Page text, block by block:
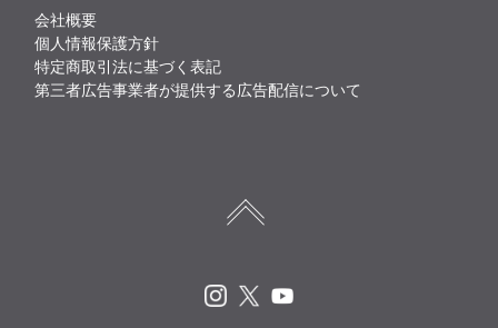
会社概要
個人情報保護方針
特定商取引法に基づく表記
第三者広告事業者が提供する広告配信について